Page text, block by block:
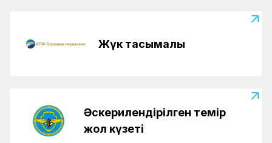
Жүк тасымалы
Әскерилендірілген темір
жол күзеті